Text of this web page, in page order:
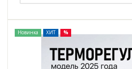
Новинка ХИТ %